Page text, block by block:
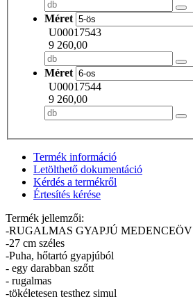
Méret
U00017543
9 260,00
Méret
U00017544
9 260,00
Termék információ
Letölthető dokumentáció
Kérdés a termékről
Értesítés kérése
Termék jellemzői:
-RUGALMAS GYAPJÚ MEDENCEÖV
-27 cm széles
-Puha, hőtartó gyapjúból
- egy darabban szőtt
- rugalmas
-tökéletesen testhez simul